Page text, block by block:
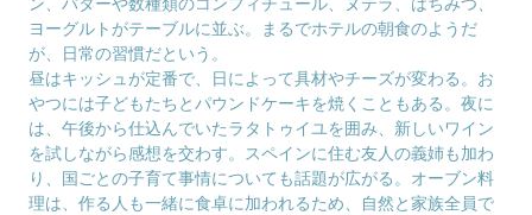
ン、バターや数種類のコンフィチュール、ヌテラ、はちみつ、
ヨーグルトがテーブルに並ぶ。まるでホテルの朝食のようだ
が、日常の習慣だという。
昼はキッシュが定番で、日によって具材やチーズが変わる。お
やつには子どもたちとパウンドケーキを焼くこともある。夜に
は、午後から仕込んでいたラタトゥイユを囲み、新しいワイン
を試しながら感想を交わす。スペインに住む友人の義姉も加わ
り、国ごとの子育て事情についても話題が広がる。オーブン料
理は、作る人も一緒に食卓に加われるため、自然と家族全員で